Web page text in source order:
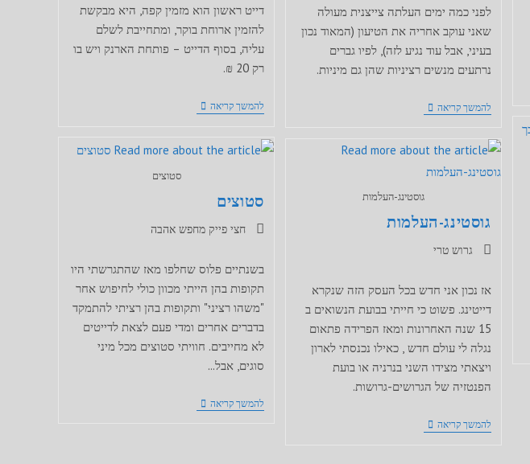
דייט ראשון הוא מזמין קפה, היא מבקשת
להזמין ארוחת בוקר, ומתחייבת לשלם
עליה, בסוף הדייט – פותחת הארנק ויש בו
רק 20 ₪.
להמשך קריאהכבוד
לפני כמה ימים העלתה צייצנית מעולה
שאני עוקב אחריה את הטיעון (המאוד נכון
בעיני, אבל עוד נגיע לזה), לפיו גברים
נרתעים מנשים רציניות שהן גם מיניות.
להמשך קריאהמין
סטוצים
סטוצים
קטגוריה:חצי פייק מחפש אהבה
בשנתיים פלוס שחלפו מאז שהתגרשתי היו
תקופות בהן הייתי מכוון כולי לחיפוש אחר
"משהו רציני" ותקופות בהן רציתי להתמקד
בדברים אחרים ומדי פעם לצאת לדייטים
לא מחייבים. חוויתי סטוצים מכל מיני
סוגים, אבל...
להמשך קריאהסטוצים
גוסטינג-העלמות
גוסטינג-העלמות
קטגוריה:גרוש טרי
אז נכון אני חדש בכל העסק הזה שנקרא
דייטינג. פשוט כי חייתי בבועת הנשואים ב
15 שנה האחרונות ומאז הפרידה פתאום
נגלה לי עולם חדש , כאילו נכנסתי לארון
ויצאתי מצידו השני בנרניה או בועת
הפנטזיה של הגרושים-גרושות.
להמשך קריאהגוסטינג-העלמות